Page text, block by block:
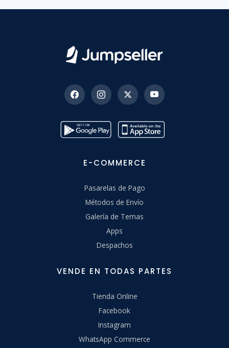
E-COMMERCE
Pasarelas de Pago
Métodos de Envío
Galería de Temas
Apps
Despachos
VENDE EN TODAS PARTES
Tienda Online
Facebook
Instagram
WhatsApp Commerce